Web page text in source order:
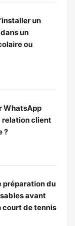
un
un
ou
WhatsApp
relation client
?
préparation du
avant
de tennis